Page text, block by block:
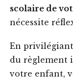
scolaire de
nécessite
En
du règlement
votre enfant,